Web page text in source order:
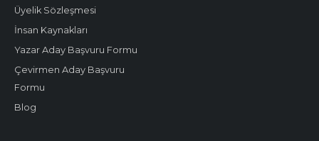
Üyelik Sözleşmesi
İnsan Kaynakları
Yazar Aday Başvuru Formu
Çevirmen Aday Başvuru
Formu
Blog